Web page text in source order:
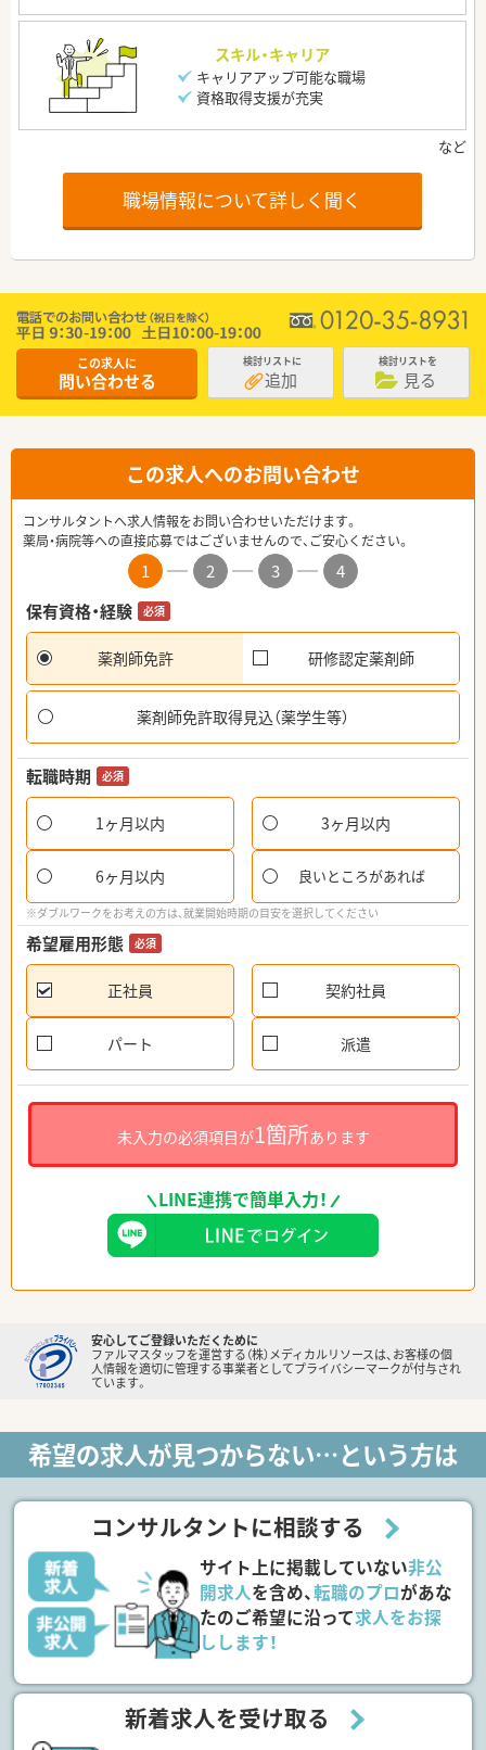
スキル・キャリア
キャリアアップ可能な職場
資格取得支援が充実
職場情報について詳しく聞く
この求人に
問い合わせる
検討リストに
追加
検討リストを
見る
この求人へのお問い合わせ
コンサルタントへ求人情報をお問い合わせいただけます。
薬局・病院等への直接応募ではございませんので、ご安心ください。
1 2 3
4
保有資格・経験
必須
薬剤師免許 研修認定薬剤師
薬剤師免許取得見込（薬学生等）
転職時期 必須
1ヶ月以内 3ヶ月以内
6ヶ月以内 良いところがあれば
※ダブルワークをお考えの方は、就業開始時期の目安を選択してください
希望雇用形態 必須
正社員 契約社員
パート 派遣
未入力の必須項目が1箇所あります
LINE連携で簡単入力！
安心してご登録いただくために
ファルマスタッフを運営する（株）メディカルリソースは、お客様の個
人情報を適切に管理する事業者としてプライバシーマークが付与され
ています。
希望の求人が見つからない…という方は
コンサルタントに相談する
サイト上に掲載していない非公
開求人を含め、転職のプロがあな
たのご希望に沿って求人をお探
しします！
新着求人を受け取る